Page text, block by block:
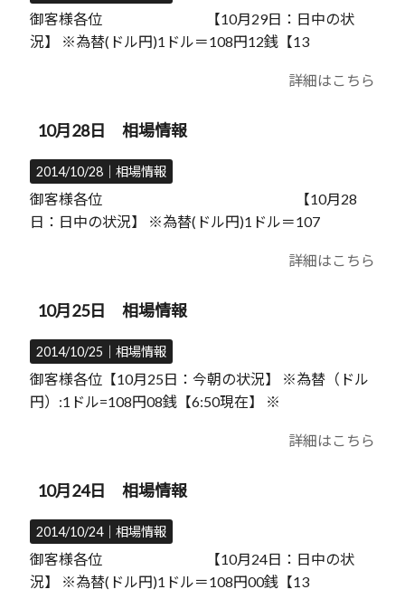
御客様各位 【10月29日：日中の状
況】 ※為替(ドル円)1ドル＝108円12銭【13
詳細はこちら
10月28日 相場情報
2014/10/28｜相場情報
御客様各位 【10月28
日：日中の状況】 ※為替(ドル円)1ドル＝107
詳細はこちら
10月25日 相場情報
2014/10/25｜相場情報
御客様各位【10月25日：今朝の状況】 ※為替（ドル
円）:1ドル=108円08銭【6:50現在】 ※
詳細はこちら
10月24日 相場情報
2014/10/24｜相場情報
御客様各位 【10月24日：日中の状
況】 ※為替(ドル円)1ドル＝108円00銭【13